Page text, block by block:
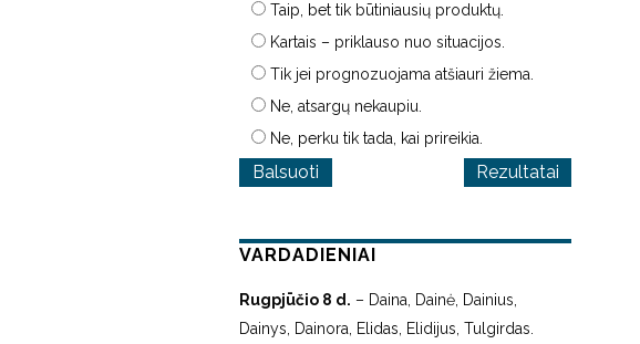
Taip, bet tik būtiniausių produktų.
Kartais – priklauso nuo situacijos.
Tik jei prognozuojama atšiauri žiema.
Ne, atsargų nekaupiu.
Ne, perku tik tada, kai prireikia.
Rezultatai
VARDADIENIAI
Rugpjūčio 8 d. – Daina, Dainė, Dainius,
Dainys, Dainora, Elidas, Elidijus, Tulgirdas.